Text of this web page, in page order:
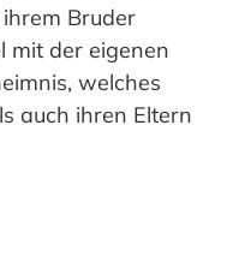
Bruder
mit der eigenen
welches
auch ihren Eltern